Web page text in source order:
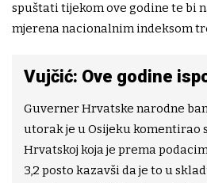
spuštati tijekom ove godine te bi
mjerena nacionalnim indeksom
Vujčić: Ove godine
Guverner Hrvatske narodne
utorak je u Osijeku komentirao
Hrvatskoj koja je prema
3,2 posto kazavši da je to u